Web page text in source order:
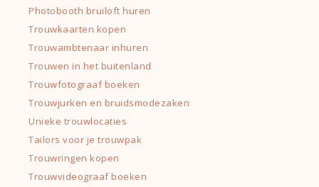
Photobooth bruiloft huren
Trouwkaarten kopen
Trouwambtenaar inhuren
Trouwen in het buitenland
Trouwfotograaf boeken
Trouwjurken en bruidsmodezaken
Unieke trouwlocaties
Tailors voor je trouwpak
Trouwringen kopen
Trouwvideograaf boeken